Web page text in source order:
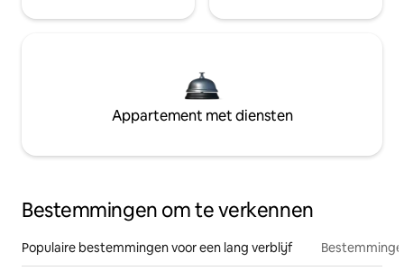
Appartement met diensten
Bestemmingen om te verkennen
Populaire bestemmingen voor een lang verblijf